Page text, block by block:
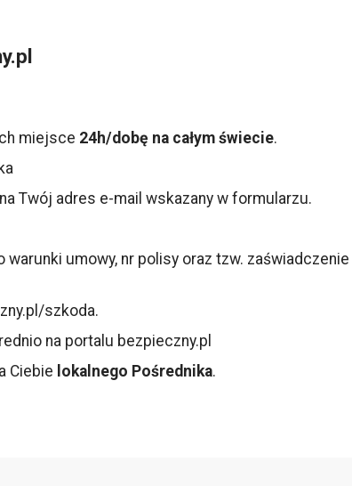
miejsce 24h/dobę na całym świecie.
Twój adres e-mail wskazany w formularzu.
umowy, nr polisy oraz tzw.
szkoda.
na portalu bezpieczny.pl
Ciebie lokalnego Pośrednika.